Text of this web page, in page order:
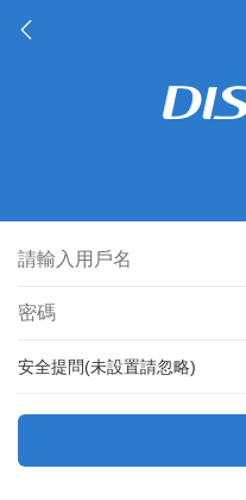
安全提問(未設置請忽略)